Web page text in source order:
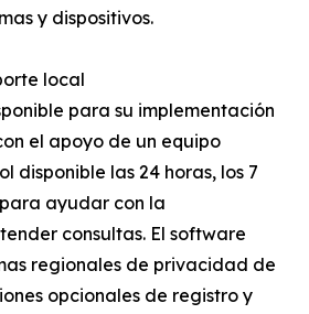
y dispositivos.
local
para su implementación
el apoyo de un equipo
disponible las 24 horas, los 7
ayudar con la
consultas. El software
regionales de privacidad de
opcionales de registro y